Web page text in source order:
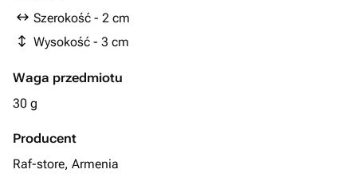
Szerokość - 2 cm
Wysokość - 3 cm
Waga przedmiotu
30 g
Producent
Raf-store, Armenia